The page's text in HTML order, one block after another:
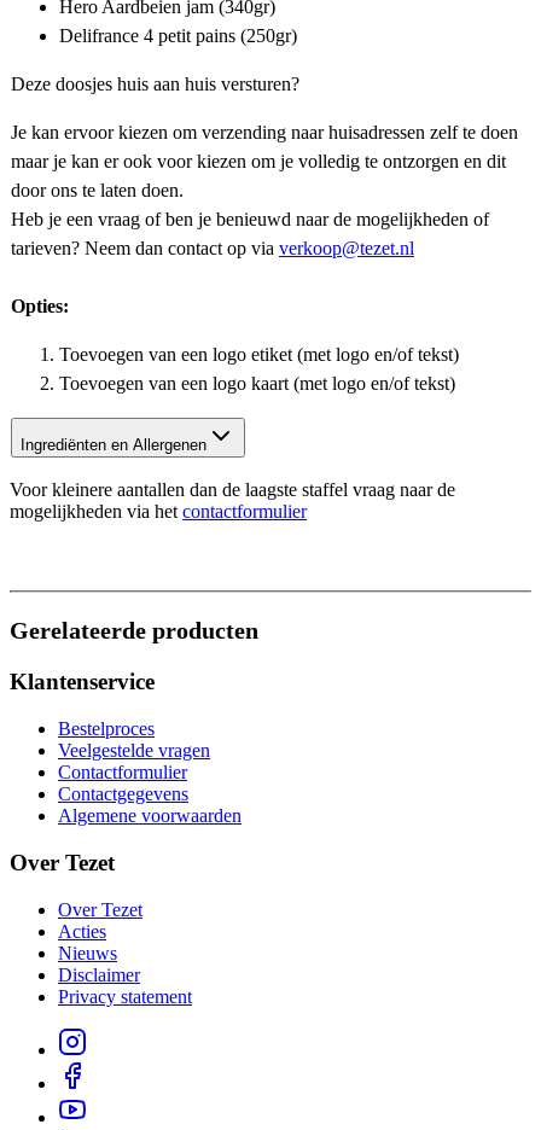
Hero Aardbeien jam (340gr)
Delifrance 4 petit pains (250gr)
Deze doosjes huis aan huis versturen?
Je kan ervoor kiezen om verzending naar huisadressen zelf te doen
maar je kan er ook voor kiezen om je volledig te ontzorgen en dit
door ons te laten doen.
Heb je een vraag of ben je benieuwd naar de mogelijkheden of
tarieven? Neem dan contact op via verkoop@tezet.nl
Opties:
Toevoegen van een logo etiket (met logo en/of tekst)
Toevoegen van een logo kaart (met logo en/of tekst)
Ingrediënten en Allergenen
Voor kleinere aantallen dan de laagste staffel vraag naar de
mogelijkheden via hetcontactformulier
Gerelateerde producten
Klantenservice
Bestelproces
Veelgestelde vragen
Contactformulier
Contactgegevens
Algemene voorwaarden
Over Tezet
Over Tezet
Acties
Nieuws
Disclaimer
Privacy statement